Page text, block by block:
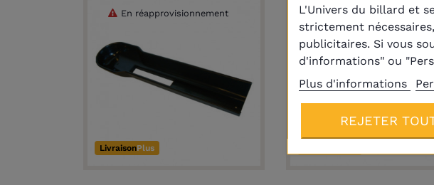
LivraisonPlus
En réapprovisionnement En réapprovisionnement
L'Univers du billard et
strictement
publicitaires. Si vous
d'informations" ou
Plus d'informations
REJETER